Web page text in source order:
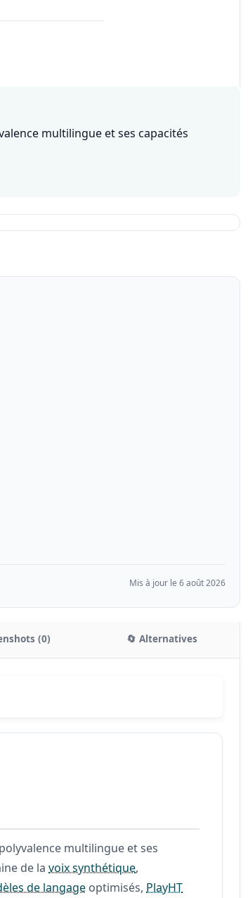
multilingue et ses capacités
Mis à jour le 6 août 2026
(0) 🔄 Alternatives
multilingue et ses
de lavoix synthétique,
de langage optimisés, PlayHT